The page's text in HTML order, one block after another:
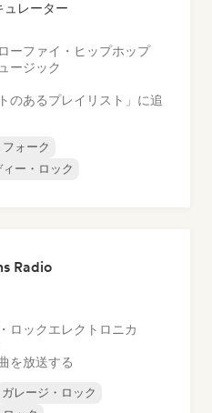
ュレーター
ーファイ・ヒップホップ
ージック
のあるプレイリスト」に追
ォーク
ィー・ロック
Radio
ロックエレクトロニカ
を放送する
ガレージ・ロック